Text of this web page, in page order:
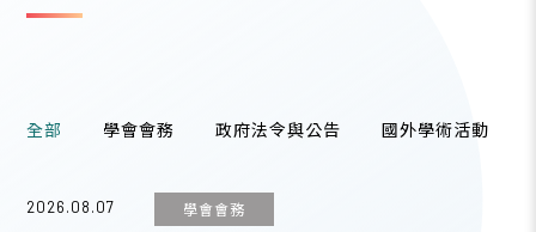
全部 學會會務 政府法令與公告 國外學術活動
2026.08.07 學會會務